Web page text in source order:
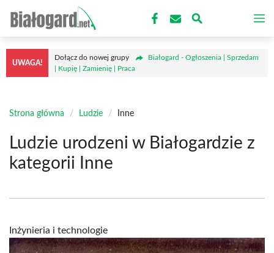
treści
UWAGA!
Dołącz do nowej grupy
Białogard - Ogłoszenia | Sprzedam
| Kupię | Zamienię | Praca
Strona główna / Ludzie / Inne
Ludzie urodzeni w Białogardzie z
kategorii Inne
Inżynieria i technologie